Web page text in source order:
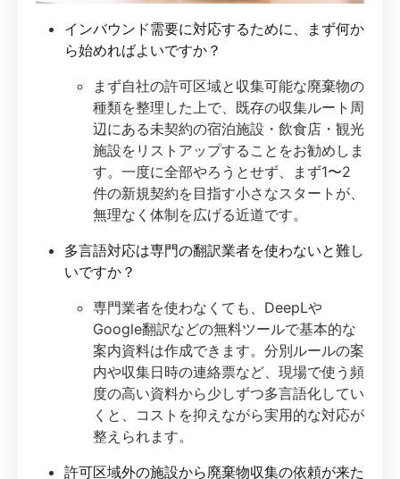
インバウンド需要に対応するために、まず何か
ら始めればよいですか？
まず自社の許可区域と収集可能な廃棄物の
種類を整理した上で、既存の収集ルート周
辺にある未契約の宿泊施設・飲食店・観光
施設をリストアップすることをお勧めしま
す。一度に全部やろうとせず、まず1〜2
件の新規契約を目指す小さなスタートが、
無理なく体制を広げる近道です。
多言語対応は専門の翻訳業者を使わないと難し
いですか？
専門業者を使わなくても、DeepLや
Google翻訳などの無料ツールで基本的な
案内資料は作成できます。分別ルールの案
内や収集日時の連絡票など、現場で使う頻
度の高い資料から少しずつ多言語化してい
くと、コストを抑えながら実用的な対応が
整えられます。
許可区域外の施設から廃棄物収集の依頼が来た